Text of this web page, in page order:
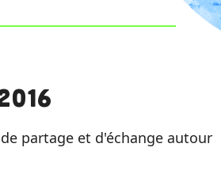
partage et d'échange autour